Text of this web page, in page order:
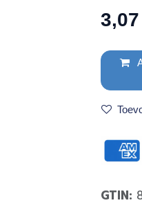
3,07
GTIN: